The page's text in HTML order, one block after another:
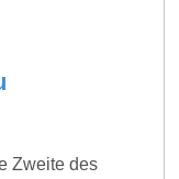
Zweite des